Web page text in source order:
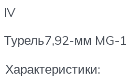
IV
Турель7,92-мм MG-
Характеристики: